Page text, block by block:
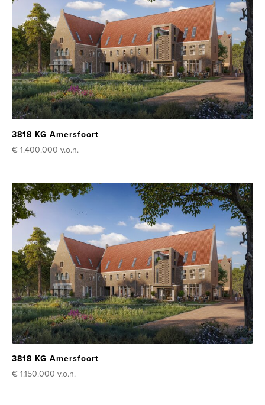
3818 KG Amersfoort
€ 1.400.000 v.o.n.
3818 KG Amersfoort
€ 1.150.000 v.o.n.